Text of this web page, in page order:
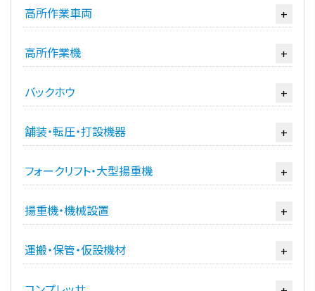
高所作業車両 +
高所作業機 +
バックホウ +
舗装・転圧・打設機器 +
フォークリフト・大型揚重機 +
揚重機・機械設置 +
運搬・保管・仮設機材 +